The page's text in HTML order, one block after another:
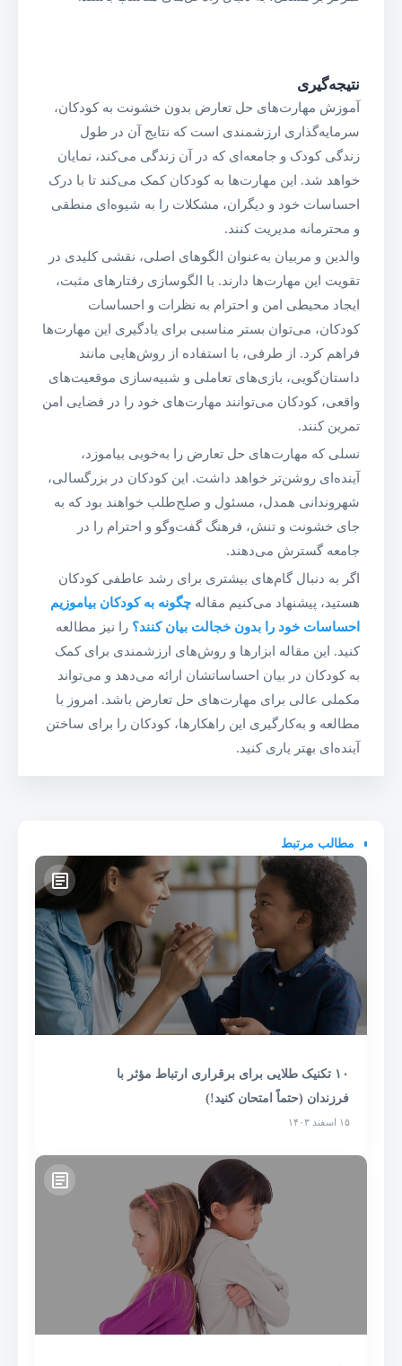
نتیجه‌گیری
آموزش مهارت‌های حل تعارض بدون خشونت به کودکان،
سرمایه‌گذاری ارزشمندی است که نتایج آن در طول
زندگی کودک و جامعه‌ای که در آن زندگی می‌کند، نمایان
خواهد شد. این مهارت‌ها به کودکان کمک می‌کند تا با درک
احساسات خود و دیگران، مشکلات را به شیوه‌ای منطقی
و محترمانه مدیریت کنند.
والدین و مربیان به‌عنوان الگوهای اصلی، نقشی کلیدی در
تقویت این مهارت‌ها دارند. با الگوسازی رفتارهای مثبت،
ایجاد محیطی امن و احترام به نظرات و احساسات
کودکان، می‌توان بستر مناسبی برای یادگیری این مهارت‌ها
فراهم کرد. از طرفی، با استفاده از روش‌هایی مانند
داستان‌گویی، بازی‌های تعاملی و شبیه‌سازی موقعیت‌های
واقعی، کودکان می‌توانند مهارت‌های خود را در فضایی امن
تمرین کنند.
نسلی که مهارت‌های حل تعارض را به‌خوبی بیاموزد،
آینده‌ای روشن‌تر خواهد داشت. این کودکان در بزرگسالی،
شهروندانی همدل، مسئول و صلح‌طلب خواهند بود که به
جای خشونت و تنش، فرهنگ گفت‌وگو و احترام را در
جامعه گسترش می‌دهند.
اگر به دنبال گام‌های بیشتری برای رشد عاطفی کودکان
هستید، پیشنهاد می‌کنیم مقاله چگونه به کودکان بیاموزیم
احساسات خود را بدون خجالت بیان کنند؟ را نیز مطالعه
کنید. این مقاله ابزارها و روش‌های ارزشمندی برای کمک
به کودکان در بیان احساساتشان ارائه می‌دهد و می‌تواند
مکملی عالی برای مهارت‌های حل تعارض باشد. امروز با
مطالعه و به‌کارگیری این راهکارها، کودکان را برای ساختن
آینده‌ای بهتر یاری کنید.
مطالب مرتبط
۱۰ تکنیک طلایی برای برقراری ارتباط مؤثر با
فرزندان (حتماً امتحان کنید!)
۱۵ اسفند ۱۴۰۳